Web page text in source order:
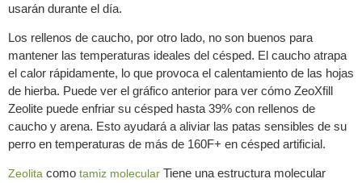
usarán durante el día.
Los rellenos de caucho, por otro lado, no son buenos para
mantener las temperaturas ideales del césped. El caucho atrapa
el calor rápidamente, lo que provoca el calentamiento de las hojas
de hierba. Puede ver el gráfico anterior para ver cómo ZeoXfill
Zeolite puede enfriar su césped hasta 39% con rellenos de
caucho y arena. Esto ayudará a aliviar las patas sensibles de su
perro en temperaturas de más de 160F+ en césped artificial.
Zeolita como tamiz molecular Tiene una estructura molecular